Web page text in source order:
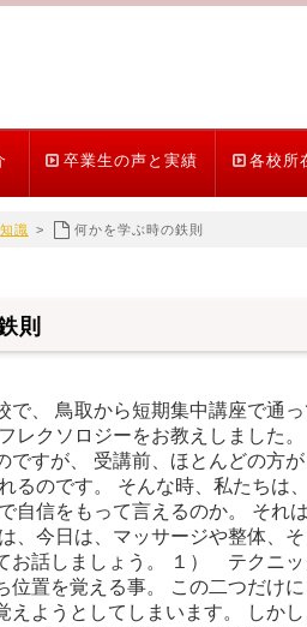
卒業生の声と実績 各校所
識 > 何かを学ぶ時の鉄則
則
で、 鳥取から短期集中講座で通
レクソロジーをお教えしました
ですが、 受講前、ほとんどの方
るのです。 そんな時、私たちは
自信をもって言えるのか。 それ
、今日は、マッサージや整体、
お話しましょう。 １） テクニ
位置を覚える事。 この二つだけ
えようとしてしまいます。 しか